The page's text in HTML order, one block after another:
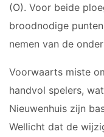
FOOTBALL
PUPILLEN
JO8-1
JO8-2
JO8-3
JO8-4JM
4-5
(O). Voor beide
broodnodige
nemen van de
Voorwaarts miste
handvol spelers,
Nieuwenhuis zijn
Wellicht dat de